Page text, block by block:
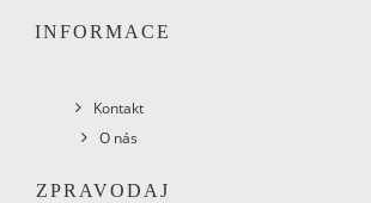
INFORMACE
Kontakt
O nás
ZPRAVODAJ